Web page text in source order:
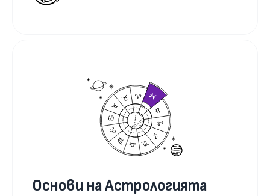
Основи на Астрологията